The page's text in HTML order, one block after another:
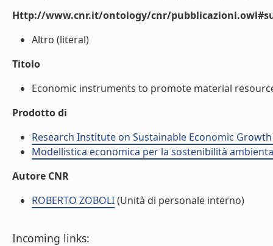
Http://www.cnr.it/ontology/cnr/
Altro (literal)
Titolo
Economic instruments to promote material
Prodotto di
Research Institute on Sustainable Economic Growth
Modellistica economica per la sostenibilità
Autore CNR
ROBERTO ZOBOLI(Unità di personale interno)
Incoming links: